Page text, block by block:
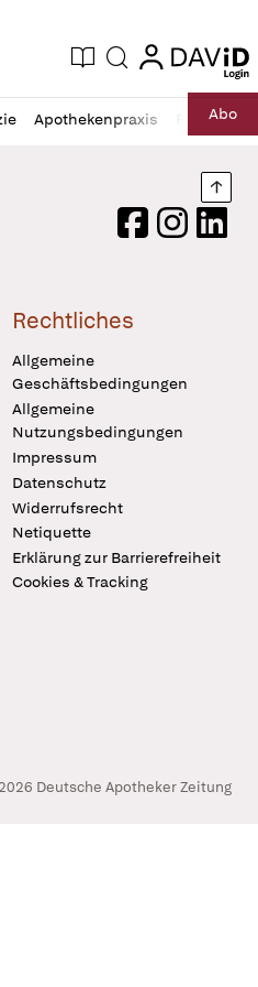
Zeitung
Aktuelle Ausgabe
Suche login
login
Apothekenpraxis RechtAbo
Logo
FacebookInstagram
Rechtliches
Allgemeine
Geschäftsbedingungen
Allgemeine
Nutzungsbedingungen
Impressum
Datenschutz
Widerrufsrecht
Netiquette
Erklärung zur Barrierefreiheit
Cookies & Tracking
Deutsche Apotheker Zeitung